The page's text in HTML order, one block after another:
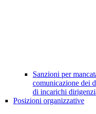
Sanzioni per
comunicazione dei
di incarichi
Posizioni organizzative